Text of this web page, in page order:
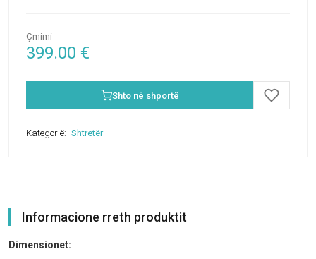
Çmimi
399.00 €
Shto në shportë
Kategorië: Shtretër
Informacione rreth produktit
Dimensionet: